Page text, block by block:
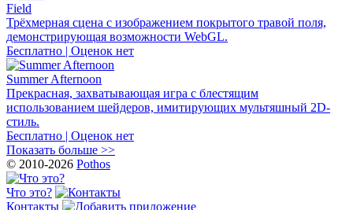
Field
Трёхмерная сцена с изображением покрытого травой поля,
демонстрирующая возможности WebGL.
Бесплатно | Оценок нет
Summer Afternoon
Прекрасная, захватывающая игра с блестящим
использованием шейдеров, имитирующих мультяшный 2D-
стиль.
Бесплатно | Оценок нет
Показать больше >>
© 2010-2026 Pothos
Что это?
Контакты